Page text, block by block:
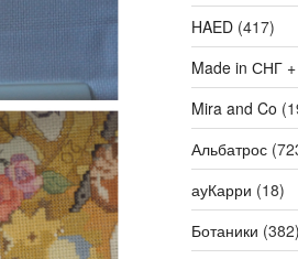
HAED(417)
Made in СНГ
Mira and Co
Альбатрос
ауКарри (18)
Ботаники